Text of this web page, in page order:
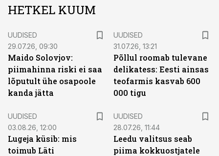
HETKEL KUUM
UUDISED
29.07.26, 09:30
Maido Solovjov:
piimahinna riski ei saa
lõputult ühe osapoole
kanda jätta
UUDISED
31.07.26, 13:21
Põllul roomab tulevane
delikatess: Eesti ainsas
teofarmis kasvab 600
000 tigu
UUDISED
03.08.26, 12:00
Lugeja küsib: mis
toimub Läti
UUDISED
28.07.26, 11:44
Leedu valitsus seab
piima kokkuostjatele